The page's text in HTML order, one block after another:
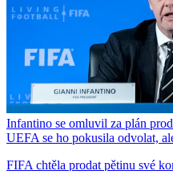
Infantino se omluvil za plán
UEFA se ho pokusila odvolat,
FIFA chtěla prodat pětinu své